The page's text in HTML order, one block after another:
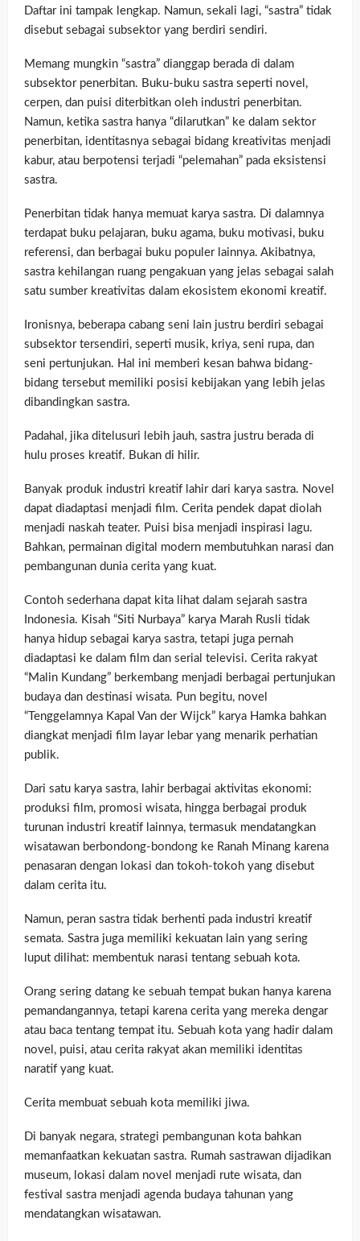
Daftar ini tampak lengkap. Namun, sekali lagi, “sastra” tidak
disebut sebagai subsektor yang berdiri sendiri.
Memang mungkin “sastra” dianggap berada di dalam
subsektor penerbitan. Buku-buku sastra seperti novel,
cerpen, dan puisi diterbitkan oleh industri penerbitan.
Namun, ketika sastra hanya “dilarutkan” ke dalam sektor
penerbitan, identitasnya sebagai bidang kreativitas menjadi
kabur, atau berpotensi terjadi “pelemahan” pada eksistensi
sastra.
Penerbitan tidak hanya memuat karya sastra. Di dalamnya
terdapat buku pelajaran, buku agama, buku motivasi, buku
referensi, dan berbagai buku populer lainnya. Akibatnya,
sastra kehilangan ruang pengakuan yang jelas sebagai salah
satu sumber kreativitas dalam ekosistem ekonomi kreatif.
Ironisnya, beberapa cabang seni lain justru berdiri sebagai
subsektor tersendiri, seperti musik, kriya, seni rupa, dan
seni pertunjukan. Hal ini memberi kesan bahwa bidang-
bidang tersebut memiliki posisi kebijakan yang lebih jelas
dibandingkan sastra.
Padahal, jika ditelusuri lebih jauh, sastra justru berada di
hulu proses kreatif. Bukan di hilir.
Banyak produk industri kreatif lahir dari karya sastra. Novel
dapat diadaptasi menjadi film. Cerita pendek dapat diolah
menjadi naskah teater. Puisi bisa menjadi inspirasi lagu.
Bahkan, permainan digital modern membutuhkan narasi dan
pembangunan dunia cerita yang kuat.
Contoh sederhana dapat kita lihat dalam sejarah sastra
Indonesia. Kisah “Siti Nurbaya” karya Marah Rusli tidak
hanya hidup sebagai karya sastra, tetapi juga pernah
diadaptasi ke dalam film dan serial televisi. Cerita rakyat
“Malin Kundang” berkembang menjadi berbagai pertunjukan
budaya dan destinasi wisata. Pun begitu, novel
“Tenggelamnya Kapal Van der Wijck” karya Hamka bahkan
diangkat menjadi film layar lebar yang menarik perhatian
publik.
Dari satu karya sastra, lahir berbagai aktivitas ekonomi:
produksi film, promosi wisata, hingga berbagai produk
turunan industri kreatif lainnya, termasuk mendatangkan
wisatawan berbondong-bondong ke Ranah Minang karena
penasaran dengan lokasi dan tokoh-tokoh yang disebut
dalam cerita itu.
Namun, peran sastra tidak berhenti pada industri kreatif
semata. Sastra juga memiliki kekuatan lain yang sering
luput dilihat: membentuk narasi tentang sebuah kota.
Orang sering datang ke sebuah tempat bukan hanya karena
pemandangannya, tetapi karena cerita yang mereka dengar
atau baca tentang tempat itu. Sebuah kota yang hadir dalam
novel, puisi, atau cerita rakyat akan memiliki identitas
naratif yang kuat.
Cerita membuat sebuah kota memiliki jiwa.
Di banyak negara, strategi pembangunan kota bahkan
memanfaatkan kekuatan sastra. Rumah sastrawan dijadikan
museum, lokasi dalam novel menjadi rute wisata, dan
festival sastra menjadi agenda budaya tahunan yang
mendatangkan wisatawan.